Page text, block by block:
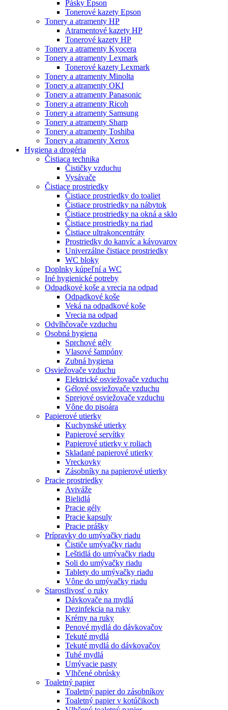
Pásky Epson
Tonerové kazety Epson
Tonery a atramenty HP
Atramentové kazety HP
Tonerové kazety HP
Tonery a atramenty Kyocera
Tonery a atramenty Lexmark
Tonerové kazety Lexmark
Tonery a atramenty Minolta
Tonery a atramenty OKI
Tonery a atramenty Panasonic
Tonery a atramenty Ricoh
Tonery a atramenty Samsung
Tonery a atramenty Sharp
Tonery a atramenty Toshiba
Tonery a atramenty Xerox
Hygiena a drogéria
Čistiaca technika
Čističky vzduchu
Vysávače
Čistiace prostriedky
Čistiace prostriedky do toaliet
Čistiace prostriedky na nábytok
Čistiace prostriedky na okná a sklo
Čistiace prostriedky na riad
Čistiace ultrakoncentráty
Prostriedky do kanvíc a kávovarov
Univerzálne čistiace prostriedky
WC bloky
Doplnky kúpeľní a WC
Iné hygienické potreby
Odpadkové koše a vrecia na odpad
Odpadkové koše
Veká na odpadkové koše
Vrecia na odpad
Odvlhčovače vzduchu
Osobná hygiena
Sprchové gély
Vlasové šampóny
Zubná hygiena
Osviežovače vzduchu
Elektrické osviežovače vzduchu
Gélové osviežovače vzduchu
Sprejové osviežovače vzduchu
Vône do pisoára
Papierové utierky
Kuchynské utierky
Papierové servítky
Papierové utierky v roliach
Skladané papierové utierky
Vreckovky
Zásobníky na papierové utierky
Pracie prostriedky
Aviváže
Bielidlá
Pracie gély
Pracie kapsuly
Pracie prášky
Prípravky do umývačky riadu
Čističe umývačky riadu
Leštidlá do umývačky riadu
Soli do umývačky riadu
Tablety do umývačky riadu
Vône do umývačky riadu
Starostlivosť o ruky
Dávkovače na mydlá
Dezinfekcia na ruky
Krémy na ruky
Penové mydlá do dávkovačov
Tekuté mydlá
Tekuté mydlá do dávkovačov
Tuhé mydlá
Umývacie pasty
Vlhčené obrúsky
Toaletný papier
Toaletný papier do zásobníkov
Toaletný papier v kotúčikoch